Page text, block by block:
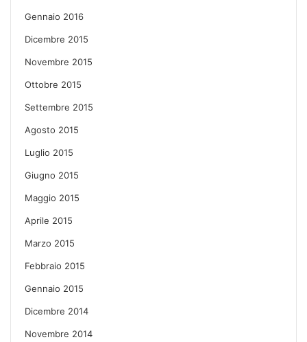
Gennaio 2016
Dicembre 2015
Novembre 2015
Ottobre 2015
Settembre 2015
Agosto 2015
Luglio 2015
Giugno 2015
Maggio 2015
Aprile 2015
Marzo 2015
Febbraio 2015
Gennaio 2015
Dicembre 2014
Novembre 2014